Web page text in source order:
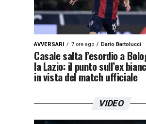
AVVERSARI 7 ore ago Dario Bartolucci
Casale salta l’esordio a
la Lazio: il punto sull’ex
in vista del match ufficiale
VIDEO